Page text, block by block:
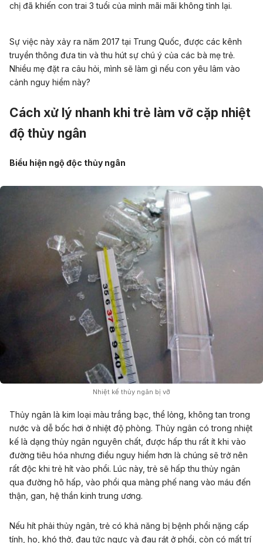
chị đã khiến con trai 3 tuổi của mình mãi mãi không tỉnh lại.
Sự việc này xảy ra năm 2017 tại Trung Quốc, được các kênh
truyền thông đưa tin và thu hút sự chú ý của các bà mẹ trẻ.
Nhiều mẹ đặt ra câu hỏi, mình sẽ làm gì nếu con yêu lâm vào
cảnh nguy hiểm này?
Cách xử lý nhanh khi trẻ làm vỡ cặp nhiệt
độ thủy ngân
Biểu hiện ngộ độc thủy ngân
Nhiệt kế thủy ngân bị vỡ
Thủy ngân là kim loại màu trắng bạc, thể lỏng, không tan trong
nước và dễ bốc hơi ở nhiệt độ phòng. Thủy ngân có trong nhiệt
kế là dạng thủy ngân nguyên chất, được hấp thu rất ít khi vào
đường tiêu hóa nhưng điều nguy hiểm hơn là chúng sẽ trở nên
rất độc khi trẻ hít vào phổi. Lúc này, trẻ sẽ hấp thu thủy ngân
qua đường hô hấp, vào phổi qua màng phế nang vào máu đến
thận, gan, hệ thần kinh trung ương.
Nếu hít phải thủy ngân, trẻ có khả năng bị bệnh phổi nặng cấp
tính, ho, khó thở, đau tức ngực và đau rát ở phổi, còn có mất trí